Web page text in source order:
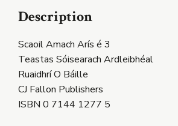
Description
Scaoil Amach Arís é 3
Teastas Sóisearach Ardleibhéal
Ruaidhrí O Báille
CJ Fallon Publishers
ISBN 0 7144 1277 5